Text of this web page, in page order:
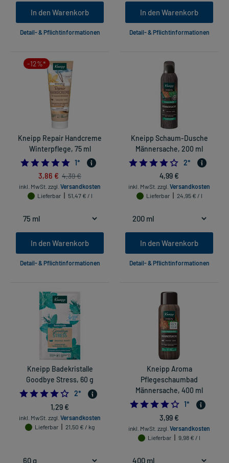
In den Warenkorb
Detail- & Pflichtinformationen
In den Warenkorb
Detail- & Pflichtinformationen
-12%*
Kneipp Repair Handcreme
Winterpflege, 75 ml
5.0
1*
3,86 € 4,39 €
inkl. MwSt. zzgl. Versandkosten
Lieferbar
51,47 € / l
In den Warenkorb
Detail- & Pflichtinformationen
Kneipp Schaum-Dusche
Männersache, 200 ml
4.0
2*
4,99 €
inkl. MwSt. zzgl. Versandkosten
Lieferbar
24,95 € / l
In den Warenkorb
Detail- & Pflichtinformationen
Kneipp Badekristalle
Goodbye Stress, 60 g
4.0
2*
1,29 €
inkl. MwSt. zzgl. Versandkosten
Lieferbar
21,50 € / kg
Kneipp Aroma
Pflegeschaumbad
Männersache, 400 ml
4.0
1*
3,99 €
inkl. MwSt. zzgl. Versandkosten
Lieferbar
9,98 € / l